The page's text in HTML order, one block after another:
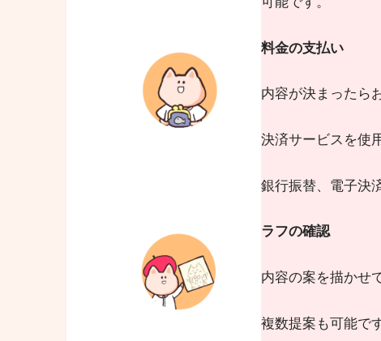
料金の支払い
内容が決まったら
決済サービスを使
銀行振替、電子決
ラフの確認
内容の案を描かせ
複数提案も可能で